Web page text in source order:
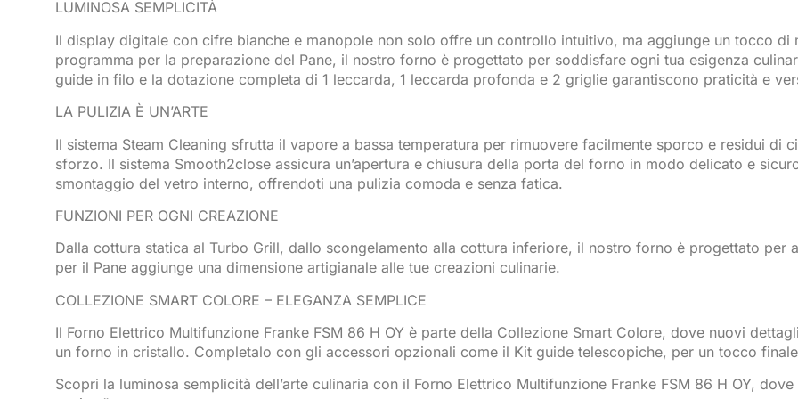
LUMINOSA SEMPLICITÀ
Il display digitale con cifre bianche e manopole non solo offre un controllo intuitivo, ma aggiunge un tocco di
programma per la preparazione del Pane, il nostro forno è progettato per soddisfare ogni tua esigenza
guide in filo e la dotazione completa di 1 leccarda, 1 leccarda profonda e 2 griglie garantiscono praticità e
LA PULIZIA È UN’ARTE
Il sistema Steam Cleaning sfrutta il vapore a bassa temperatura per rimuovere facilmente sporco e residui di
sforzo. Il sistema Smooth2close assicura un’apertura e chiusura della porta del forno in modo delicato e
smontaggio del vetro interno, offrendoti una pulizia comoda e senza fatica.
FUNZIONI PER OGNI CREAZIONE
Dalla cottura statica al Turbo Grill, dallo scongelamento alla cottura inferiore, il nostro forno è progettato
per il Pane aggiunge una dimensione artigianale alle tue creazioni culinarie.
COLLEZIONE SMART COLORE – ELEGANZA SEMPLICE
Il Forno Elettrico Multifunzione Franke FSM 86 H OY è parte della Collezione Smart Colore, dove nuovi
un forno in cristallo. Completalo con gli accessori opzionali come il Kit guide telescopiche, per un tocco
Scopri la luminosa semplicità dell’arte culinaria con il Forno Elettrico Multifunzione Franke FSM 86 H OY,